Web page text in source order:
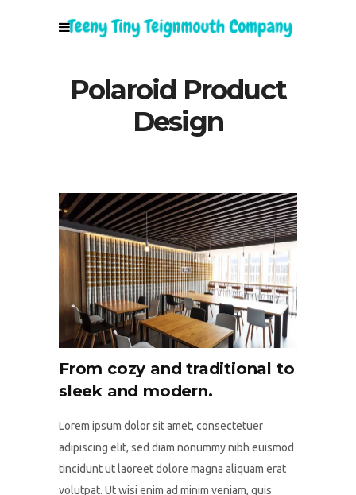
Polaroid Product
Design
From cozy and traditional to
sleek and modern.
Lorem ipsum dolor sit amet, consectetuer
adipiscing elit, sed diam nonummy nibh euismod
tincidunt ut laoreet dolore magna aliquam erat
volutpat. Ut wisi enim ad minim veniam, quis